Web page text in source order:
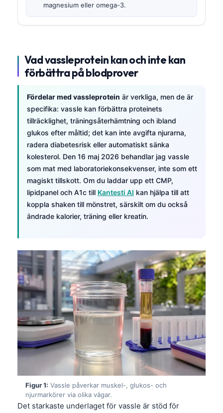
magnesium eller omega-3.
Vad vassleprotein kan och inte kan
förbättra på blodprover
Fördelar med vassleprotein är verkliga, men de är
specifika: vassle kan förbättra proteinets
tillräcklighet, träningsåterhämtning och ibland
glukos efter måltid; det kan inte avgifta njurarna,
radera diabetesrisk eller automatiskt sänka
kolesterol. Den 16 maj 2026 behandlar jag vassle
som mat med laboratoriekonsekvenser, inte som ett
magiskt tillskott. Om du laddar upp ett CMP,
lipidpanel och A1c till Kantesti AI kan hjälpa till att
koppla shaken till mönstret, särskilt om du också
ändrade kalorier, träning eller kreatin.
Figur 1: Vassle påverkar muskel-, glukos- och
njurmarkörer via olika vägar.
Det starkaste underlaget för vassle är stöd för